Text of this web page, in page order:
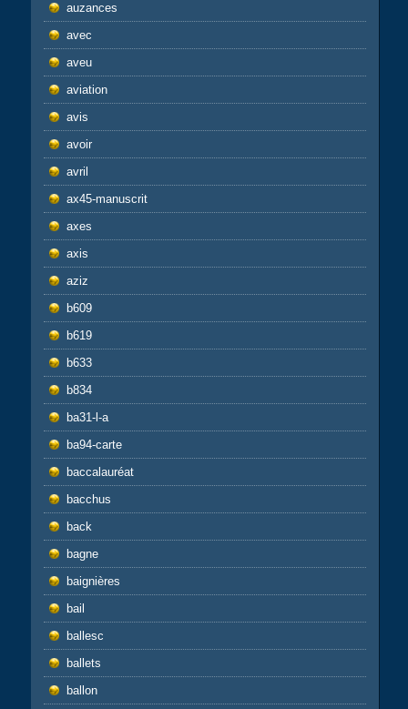
auzances
avec
aveu
aviation
avis
avoir
avril
ax45-manuscrit
axes
axis
aziz
b609
b619
b633
b834
ba31-l-a
ba94-carte
baccalauréat
bacchus
back
bagne
baignières
bail
ballesc
ballets
ballon